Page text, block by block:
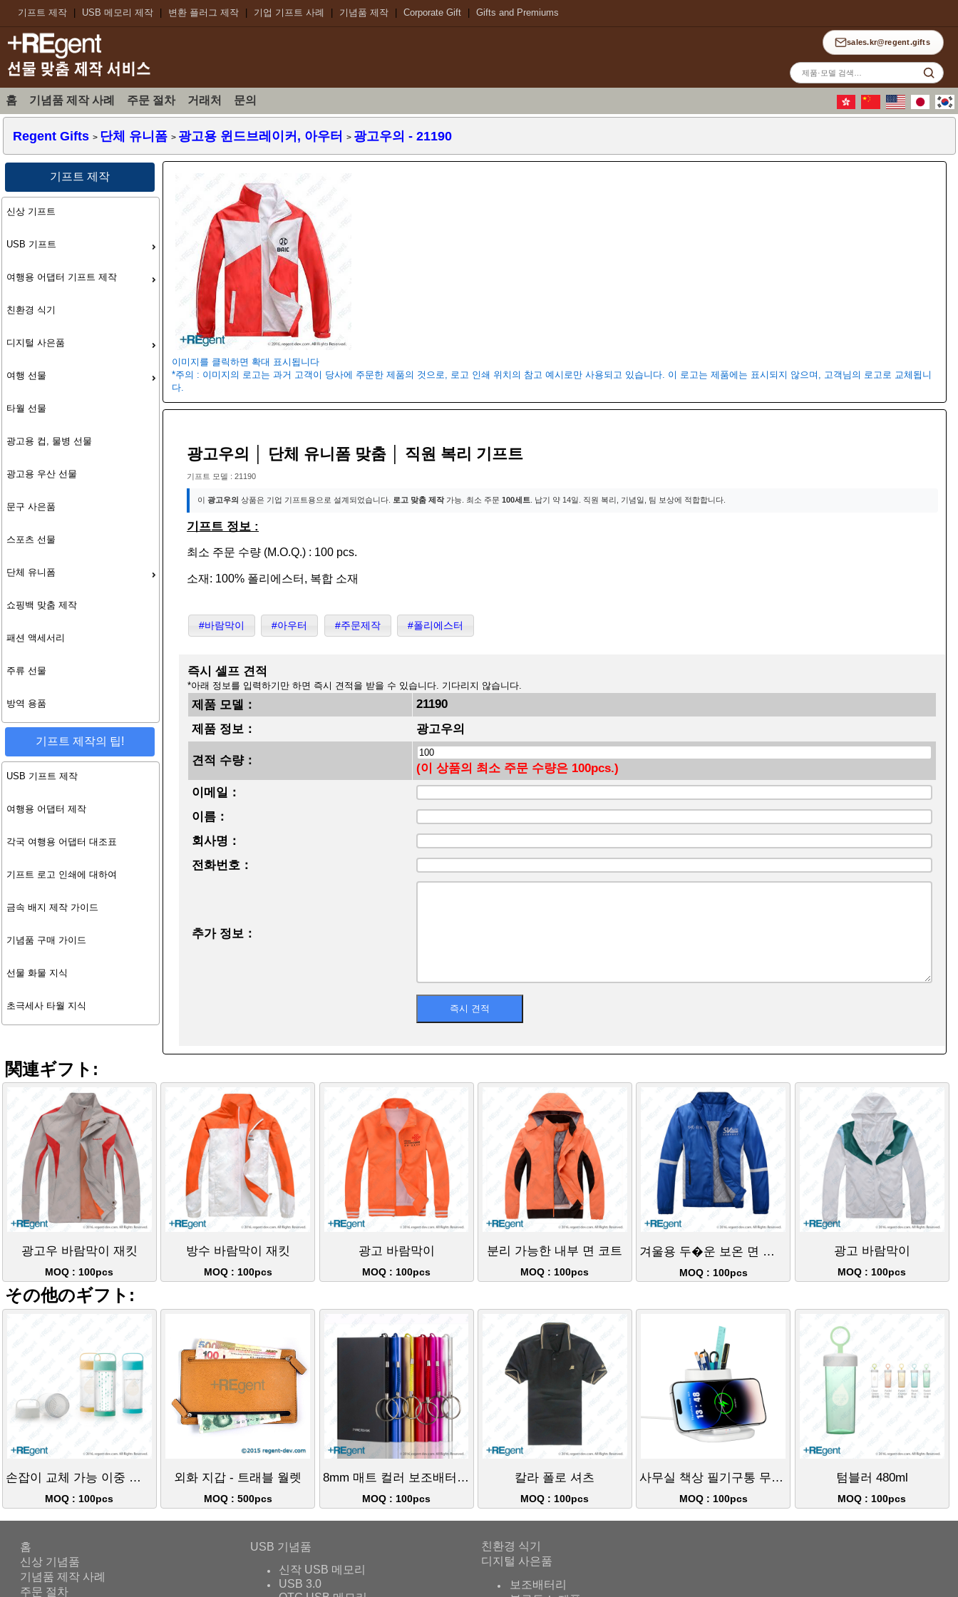
기프트 제작 USB 메모리 제작 변환 플러그 제작 기업 기프트 사례 기념품 제작 Corporate Gift Gifts and Premiums
sales.kr@regent.gifts
사
이
트
검
색
홈 기념품 제작 사례 주문 절차 거래처 문의
Regent Gifts > 단체 유니폼 > 광고용 윈드브레이커, 아우터 > 광고우의 - 21190
기프트 제작
신상 기프트
USB 기프트
여행용 어댑터 기프트 제작
친환경 식기
디지털 사은품
여행 선물
타월 선물
광고용 컵, 물병 선물
광고용 우산 선물
문구 사은품
스포츠 선물
단체 유니폼
쇼핑백 맞춤 제작
패션 액세서리
주류 선물
방역 용품
기프트 제작의 팁!
USB 기프트 제작
여행용 어댑터 제작
각국 여행용 어댑터 대조표
기프트 로고 인쇄에 대하여
금속 배지 제작 가이드
기념품 구매 가이드
선물 화물 지식
초극세사 타월 지식
이미지를 클릭하면 확대 표시됩니다
*주의 : 이미지의 로고는 과거 고객이 당사에 주문한 제품의 것으로, 로고 인쇄 위치의 참고 예시로만 사용되고 있습니다. 이 로고는 제품에는 표시되지 않으며, 고객님의 로고로 교체됩니
다.
광고우의 │ 단체 유니폼 맞춤 │ 직원 복리 기프트
기프트 모델 : 21190
이광고우의 상품은 기업 기프트용으로 설계되었습니다. 로고 맞춤 제작가능. 최소 주문100세트 . 납기 약 14일. 직원 복리, 기념일, 팀 보상에 적합합니다.
기프트 정보 :
최소 주문 수량 (M.O.Q.) : 100 pcs.
소재: 100% 폴리에스터, 복합 소재
#바람막이 #아우터 #주문제작 #폴리에스터
즉시 셀프 견적
*아래 정보를 입력하기만 하면 즉시 견적을 받을 수 있습니다. 기다리지 않습니다.
제품 모델：
21190
제품 정보：
광고우의
견적 수량：
(이 상품의 최소 주문 수량은 100pcs.)
이메일：
이름：
회사명：
전화번호：
추가 정보：
関連ギフト:
광고우 바람막이 재킷
MOQ : 100pcs
방수 바람막이 재킷
MOQ : 100pcs
광고 바람막이
MOQ : 100pcs
분리 가능한 내부 면 코트
MOQ : 100pcs
겨울용 두�운 보온 면 코트
MOQ : 100pcs
광고 바람막이
MOQ : 100pcs
その他のギフト:
손잡이 교체 가능 이중 레이어 텀블러(티 필터 포함)-350ml
MOQ : 100pcs
외화 지갑 - 트래블 월렛
MOQ : 500pcs
8mm 매트 컬러 보조배터리 4000mAh
MOQ : 100pcs
칼라 폴로 셔츠
MOQ : 100pcs
사무실 책상 필기구통 무선 충전
MOQ : 100pcs
텀블러 480ml
MOQ : 100pcs
홈
신상 기념품
기념품 제작 사례
주문 절차
USB 기념품
신작 USB 메모리
USB 3.0
친환경 식기
디지털 사은품
보조배터리